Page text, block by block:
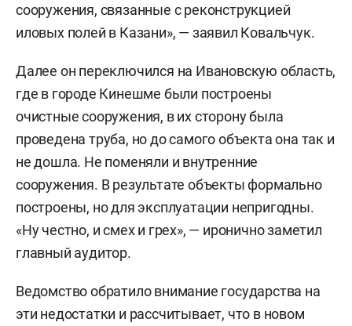
сооружения, связанные с реконструкцией
иловых полей в Казани», — заявил Ковальчук.
Далее он переключился на Ивановскую область,
где в городе Кинешме были построены
очистные сооружения, в их сторону была
проведена труба, но до самого объекта она так и
не дошла. Не поменяли и внутренние
сооружения. В результате объекты формально
построены, но для эксплуатации непригодны.
«Ну честно, и смех и грех», — иронично заметил
главный аудитор.
Ведомство обратило внимание государства на
эти недостатки и рассчитывает, что в новом